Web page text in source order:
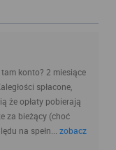
konto? 2 miesiące
spłacone,
że opłaty pobierają
za bieżący (choć
na spełn... zobacz